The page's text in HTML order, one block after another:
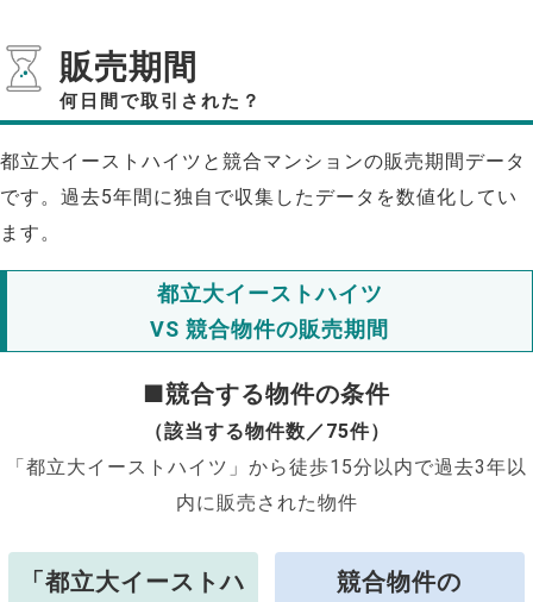
販売期間
何日間で取引された？
都立大イーストハイツと競合マンションの販売期間データ
です。過去5年間に独自で収集したデータを数値化してい
ます。
都立大イーストハイツ
VS 競合物件の販売期間
■競合する物件の条件
（該当する物件数／75件）
「都立大イーストハイツ」から徒歩15分以内で過去3年以
内に販売された物件
「都立大イーストハ
競合物件の